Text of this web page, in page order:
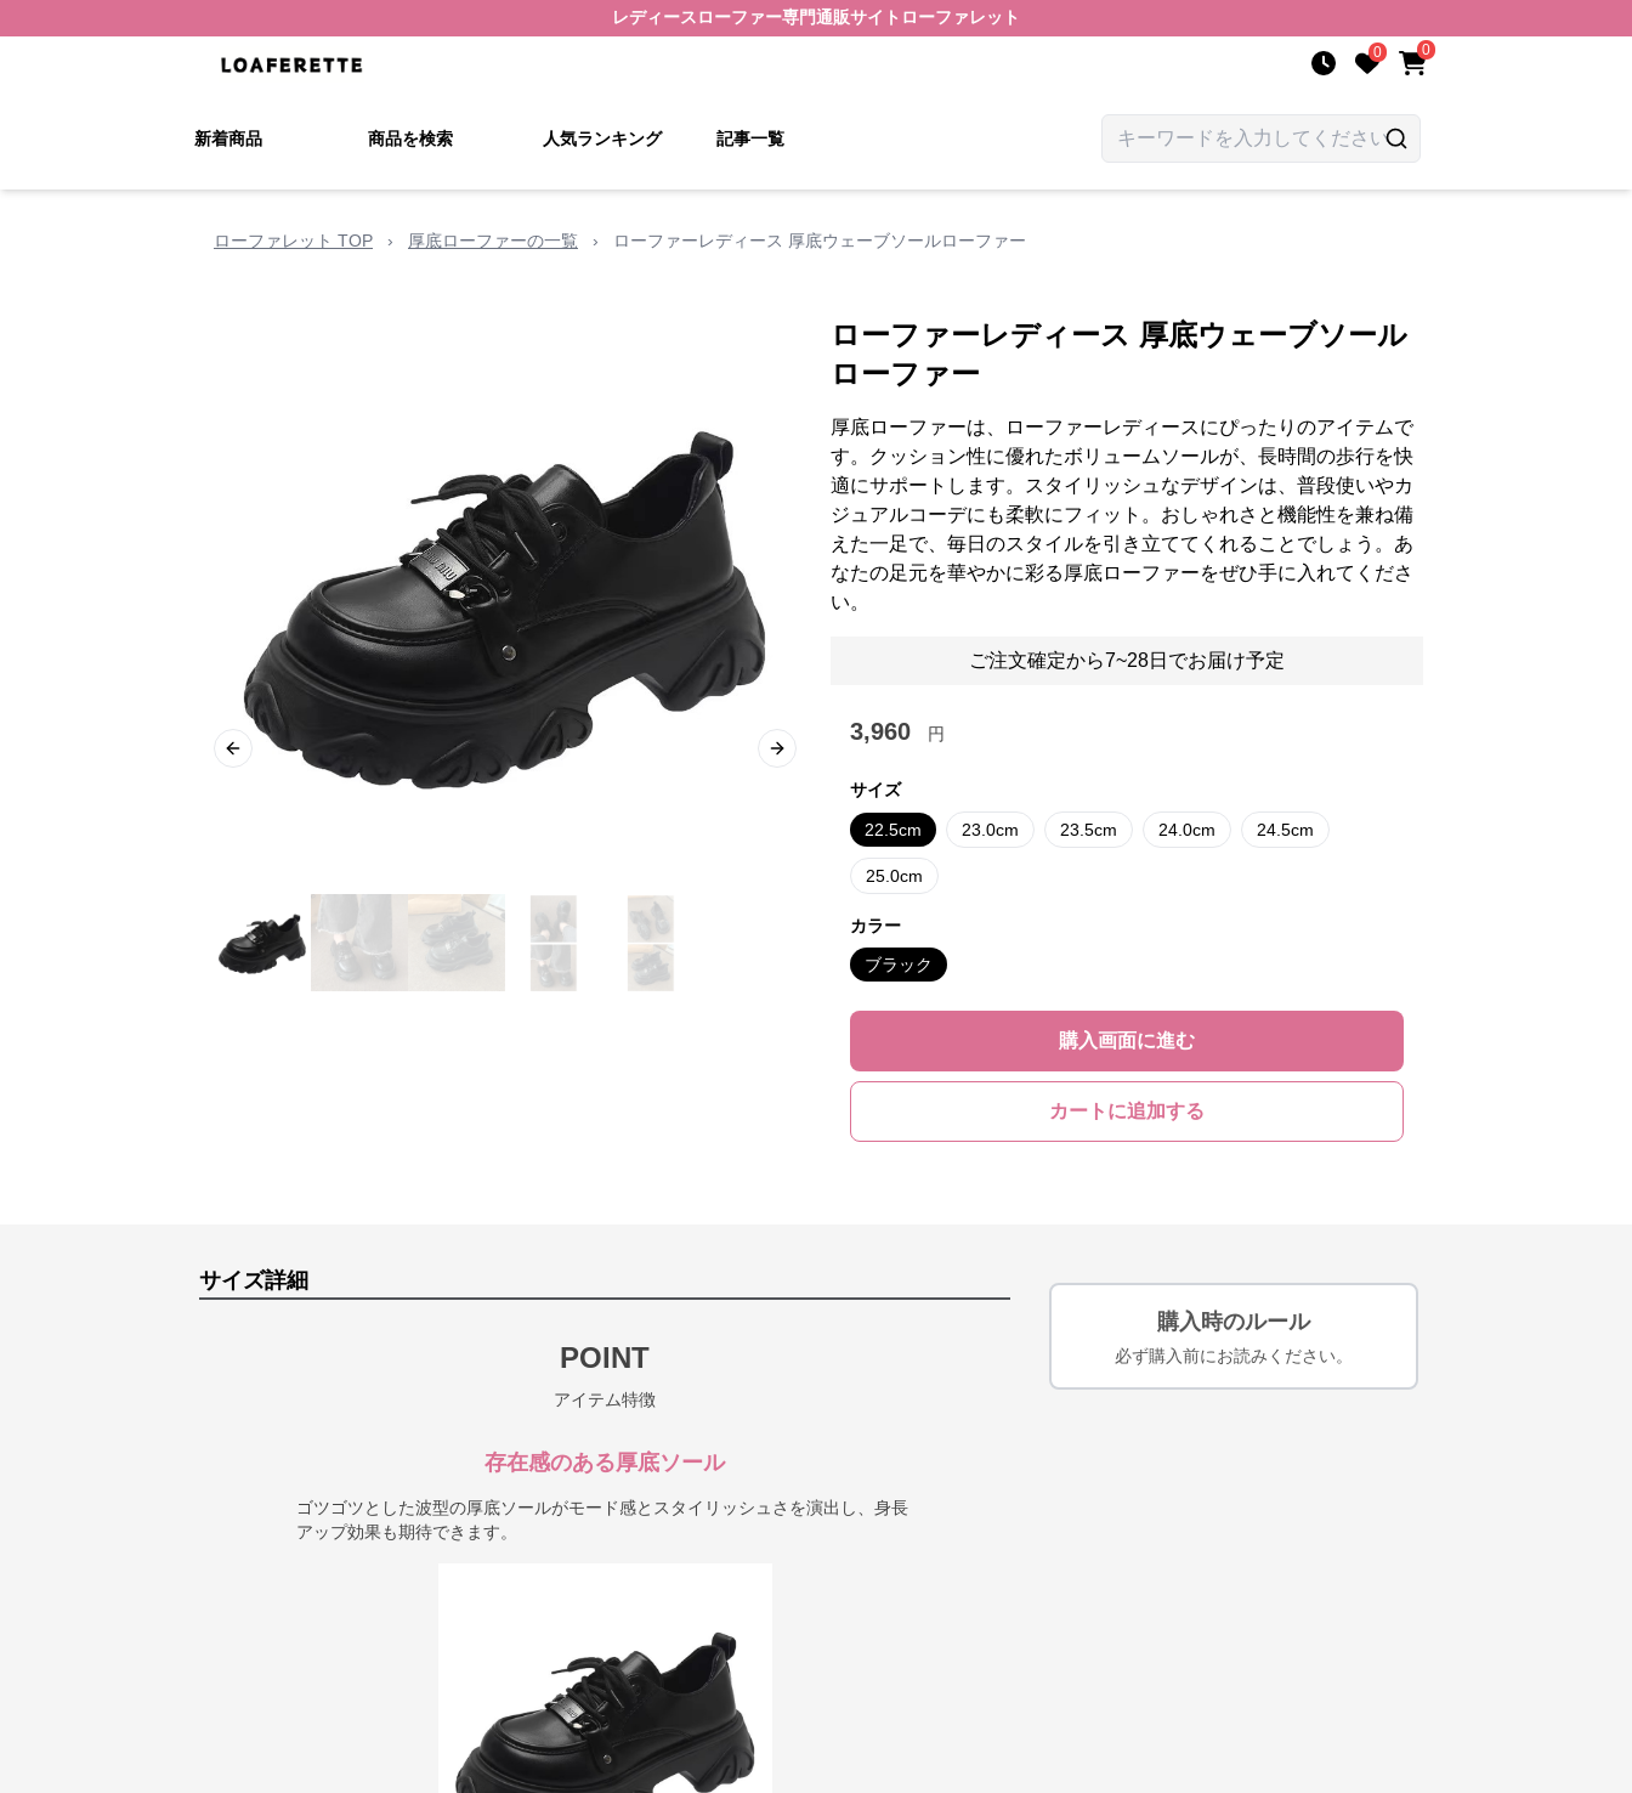
レディースローファー専門通販サイト ローファレット
0 0
新着商品 商品を検索 人気ランキング 記事一覧
ローファレット TOP › 厚底ローファーの一覧 › ローファーレディース 厚底ウェーブソールローファー
Previous slide Next slide
ローファーレディース 厚底ウェーブソール
ローファー
厚底ローファーは、ローファーレディースにぴったりのアイテムで
す。クッション性に優れたボリュームソールが、長時間の歩行を快
適にサポートします。スタイリッシュなデザインは、普段使いやカ
ジュアルコーデにも柔軟にフィット。おしゃれさと機能性を兼ね備
えた一足で、毎日のスタイルを引き立ててくれることでしょう。あ
なたの足元を華やかに彩る厚底ローファーをぜひ手に入れてくださ
い。
ご注文確定から7~28日でお届け予定
3,960 円
サイズ
22.5cm 23.0cm 23.5cm 24.0cm 24.5cm
25.0cm
カラー
ブラック
購入画面に進む
カートに追加する
サイズ詳細
POINT
アイテム特徴
存在感のある厚底ソール
ゴツゴツとした波型の厚底ソールがモード感とスタイリッシュさを演出し、身長
アップ効果も期待できます。
購入時のルール
必ず購入前にお読みください。